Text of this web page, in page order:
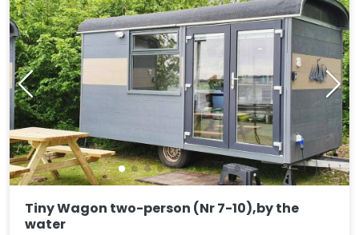
Tiny Wagon two-person (Nr 7-10),by the
water